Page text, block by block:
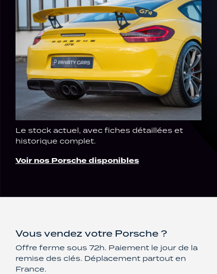
Le stock actuel, avec fiches détaillées et
historique complet.
Voir nos Porsche disponibles
Vous vendez votre Porsche ?
Offre ferme sous 72h. Paiement le jour de la
remise des clés. Déplacement partout en
France.